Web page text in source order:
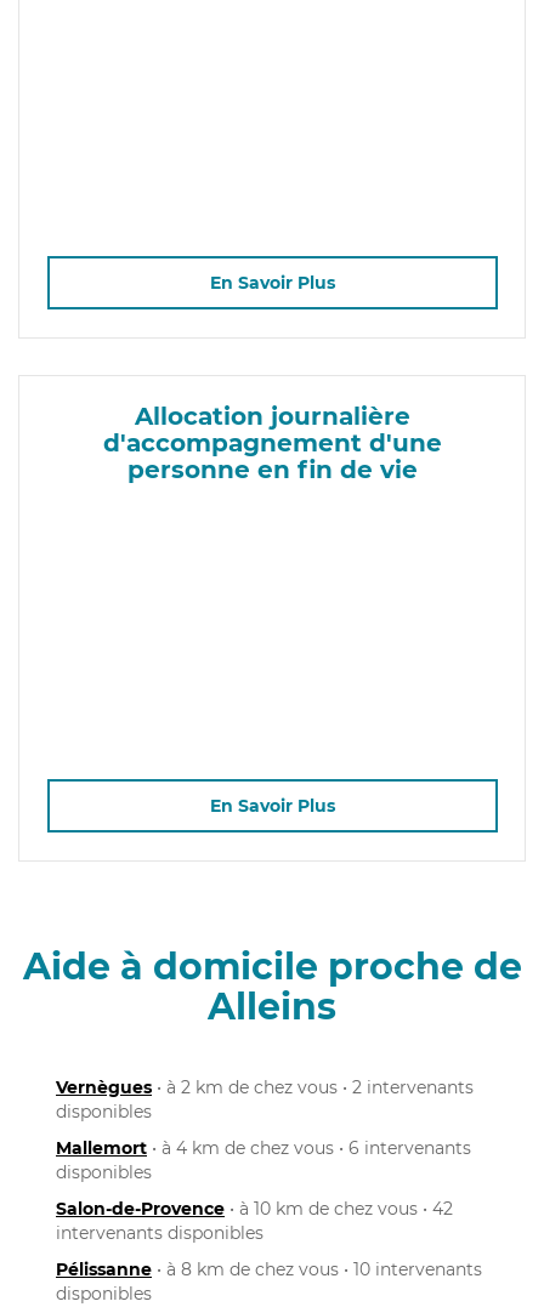
En Savoir Plus
Allocation journalière
d'accompagnement d'une
personne en fin de vie
En Savoir Plus
Aide à domicile proche de
Alleins
Vernègues • à 2 km de chez vous • 2 intervenants
disponibles
Mallemort • à 4 km de chez vous • 6 intervenants
disponibles
Salon-de-Provence • à 10 km de chez vous • 42
intervenants disponibles
Pélissanne • à 8 km de chez vous • 10 intervenants
disponibles